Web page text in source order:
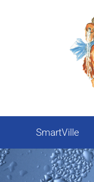
SmartVille